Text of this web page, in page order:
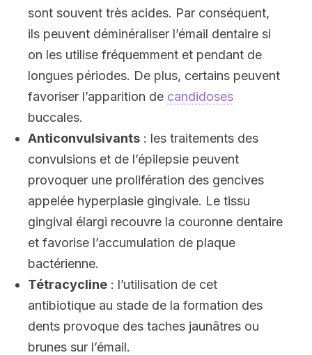
sont souvent très acides. Par conséquent,
ils peuvent déminéraliser l’émail dentaire si
on les utilise fréquemment et pendant de
longues périodes. De plus, certains peuvent
favoriser l’apparition de candidoses
buccales.
Anticonvulsivants : les traitements des
convulsions et de l’épilepsie peuvent
provoquer une prolifération des gencives
appelée hyperplasie gingivale. Le tissu
gingival élargi recouvre la couronne dentaire
et favorise l’accumulation de plaque
bactérienne.
Tétracycline : l’utilisation de cet
antibiotique au stade de la formation des
dents provoque des taches jaunâtres ou
brunes sur l’émail.